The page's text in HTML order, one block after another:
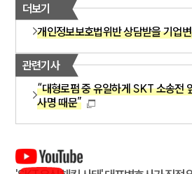
더보기
개인정보보호법위반 상담받을 기업
관련기사
“대형로펌 중 유일하게 SKT 소송전
사명 때문”